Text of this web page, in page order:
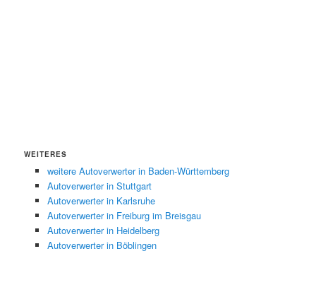
WEITERES
weitere Autoverwerter in Baden-Württemberg
Autoverwerter in Stuttgart
Autoverwerter in Karlsruhe
Autoverwerter in Freiburg im Breisgau
Autoverwerter in Heidelberg
Autoverwerter in Böblingen